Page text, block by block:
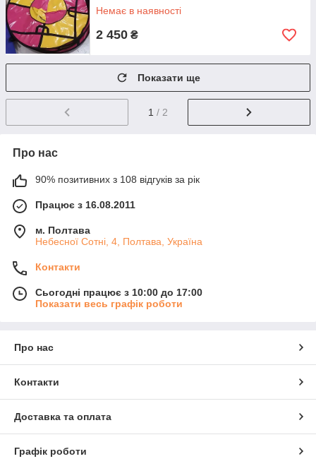
Немає в наявності
2 450 ₴
Показати ще
1 / 2
Про нас
90% позитивних з 108 відгуків за рік
Працює з 16.08.2011
м. Полтава
Небесної Сотні, 4, Полтава, Україна
Контакти
Сьогодні працює з 10:00 до 17:00
Показати весь графік роботи
Про нас
Контакти
Доставка та оплата
Графік роботи